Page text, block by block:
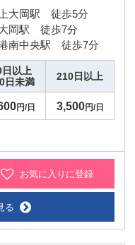
大岡駅 徒歩5分
岡駅 徒歩7分
南中央駅 徒歩7分
日以上
日未満
210日以上
円/日 3,500円/日
お気に入りに登録
る